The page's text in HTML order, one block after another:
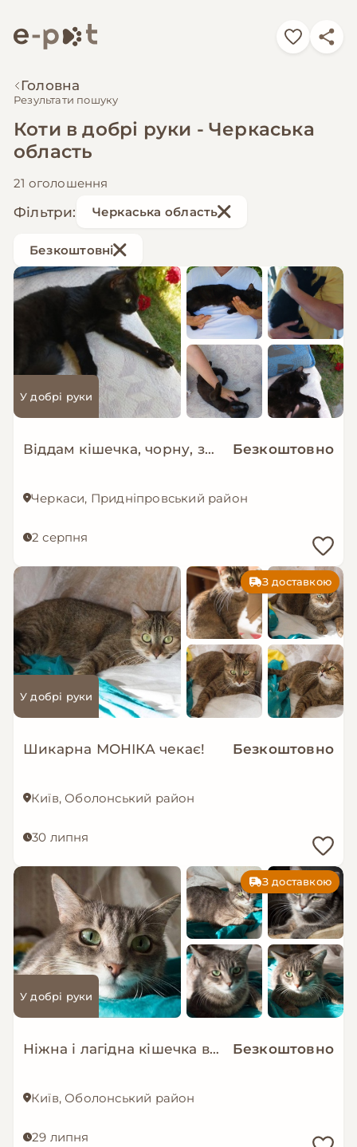
Головна
Результати пошуку
Коти в добрі руки - Черкаська
область
21 оголошення
Фільтри: Черкаська область
Безкоштовні
У добрі руки
Віддам кішечка, чорну, зеленооку Безкоштовно
Черкаси, Придніпровський район
2 серпня
З доставкою
У добрі руки
Шикарна МОНІКА чекає! Безкоштовно
Київ, Оболонський район
30 липня
З доставкою
У добрі руки
Ніжна і лагідна кішечка в добрі руки! Безкоштовно
Київ, Оболонський район
29 липня